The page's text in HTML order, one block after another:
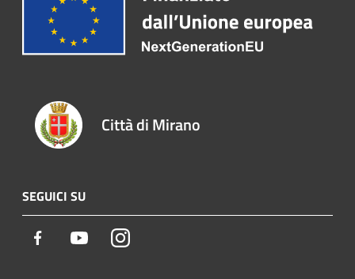
Città di Mirano
SEGUICI SU
Facebook YoutubeInstagram